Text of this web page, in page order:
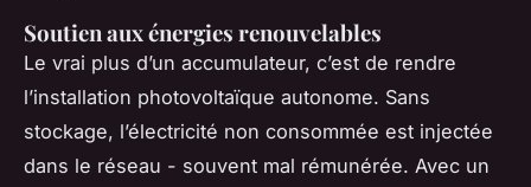
Soutien aux énergies renouvelables
Le vrai plus d’un accumulateur, c’est de rendre
l’installation photovoltaïque autonome. Sans
stockage, l’électricité non consommée est injectée
dans le réseau - souvent mal rémunérée. Avec un